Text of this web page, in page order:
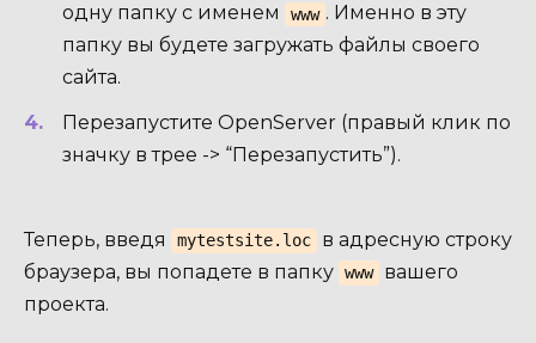
одну папку с именем
www . Именно в эту
папку вы будете загружать файлы своего
сайта.
Перезапустите OpenServer (правый клик по
значку в трее -> “Перезапустить”).
Теперь, введя mytestsite.loc
в адресную строку
браузера, вы попадете в папку www
вашего
проекта.